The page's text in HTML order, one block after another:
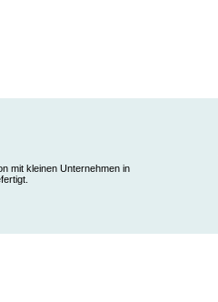
mit kleinen Unternehmen in